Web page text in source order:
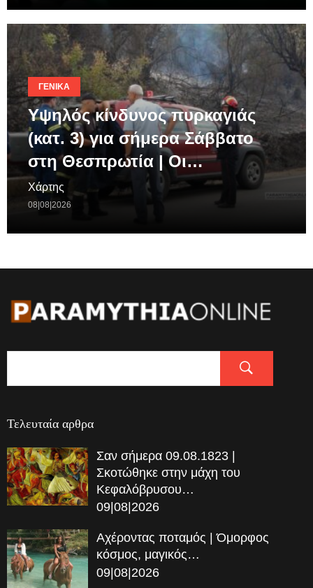
ΓΕΝΙΚΆ
Υψηλός κίνδυνος πυρκαγιάς
(κατ. 3) για σήμερα Σάββατο
στη Θεσπρωτία | Οι…
Χάρτης
08|08|2026
Τελευταία αρθρα
Σαν σήμερα 09.08.1823 |
Σκοτώθηκε στην μάχη του
Κεφαλόβρυσου…
09|08|2026
Αχέροντας ποταμός | Όμορφος
κόσμος, μαγικός…
09|08|2026